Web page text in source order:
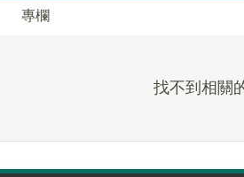
專欄
找不到相關